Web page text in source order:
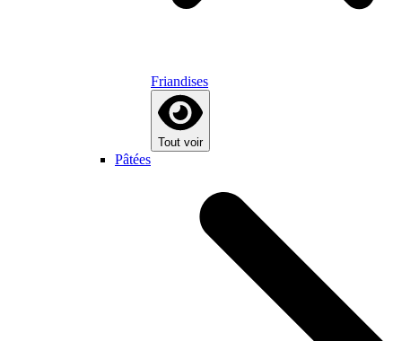
Friandises
Tout voir
Pâtées